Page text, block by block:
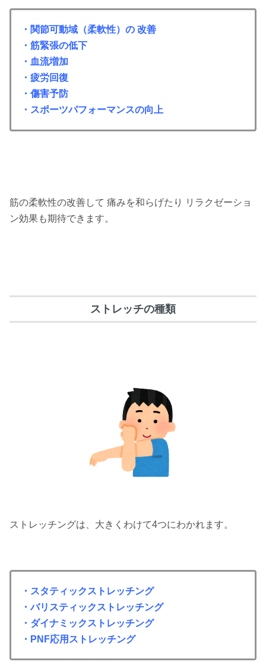
・関節可動域（柔軟性）の 改善
・筋緊張の低下
・ 血流増加
・ 疲労回復
・ 傷害予防
・ スポーツパフォーマンスの向上
筋の柔軟性の改善して 痛みを和らげたり リラクゼーショ
ン効果も期待できます。
ストレッチの種類
ストレッチングは、大きくわけて4つにわかれます。
・スタティックストレッチング
・バリスティックストレッチング
・ ダイナミックストレッチング
・ PNF応用ストレッチング